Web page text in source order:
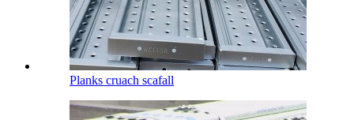
Planks cruach scafall